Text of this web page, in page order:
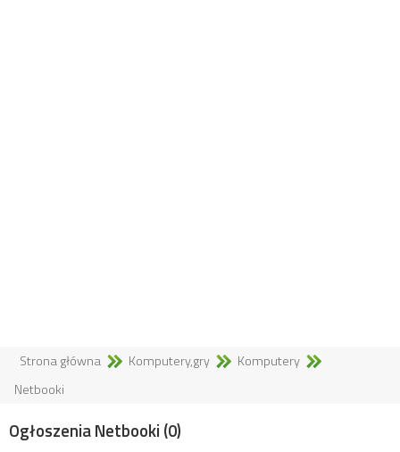
Strona główna Komputery,gry
Komputery
Netbooki
Ogłoszenia Netbooki (0)